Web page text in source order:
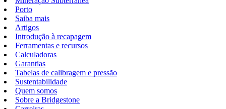
Porto
Saiba mais
Artigos
Introdução à recapagem
Ferramentas e recursos
Calculadoras
Garantias
Tabelas de calibragem e pressão
Sustentabilidade
Quem somos
Sobre a Bridgestone